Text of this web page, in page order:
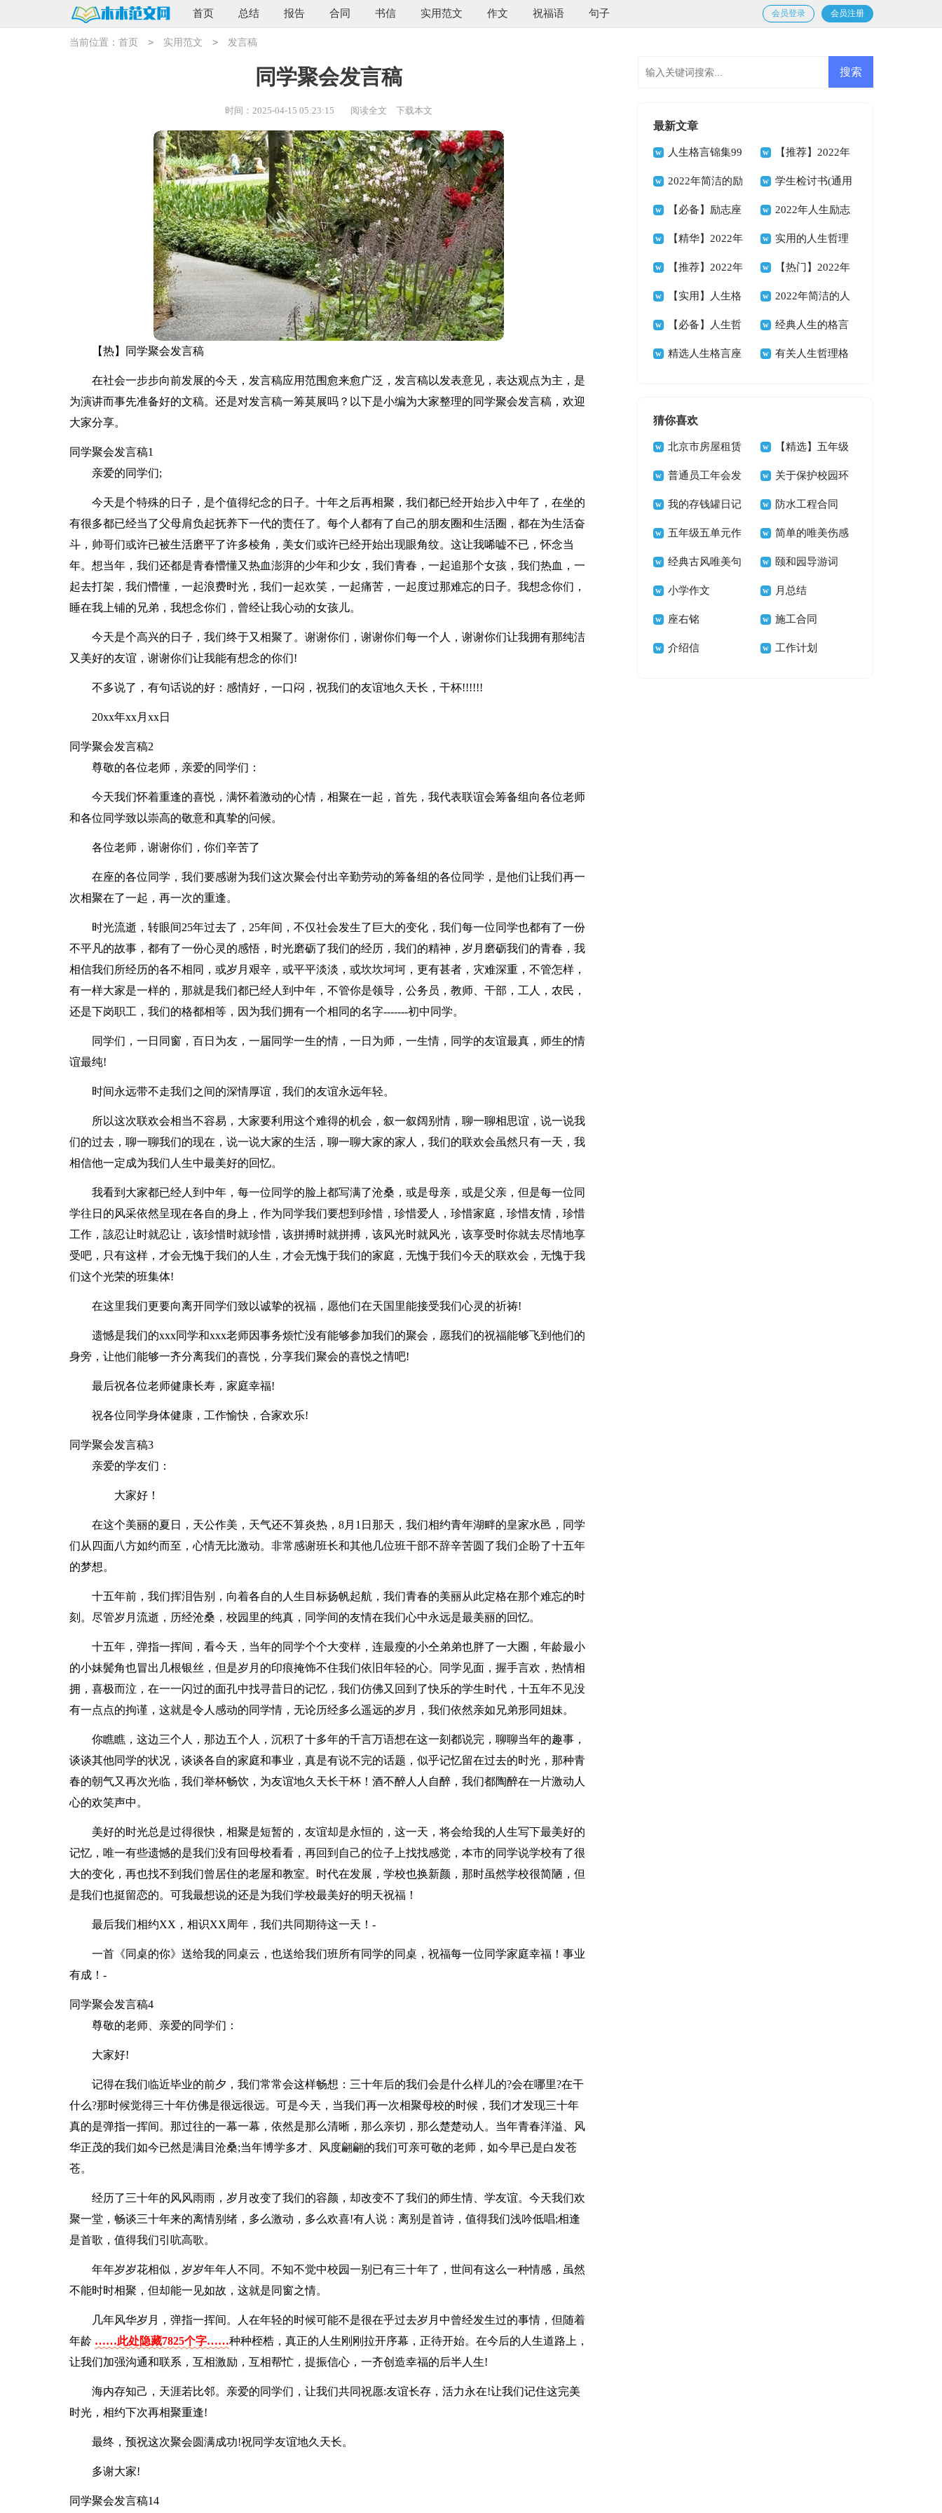
首页 总结 报告 合同 书信 实用范文 作文 祝福语 句子 会员登录 会员注册
当前位置： 首页 > 实用范文 > 发言稿
同学聚会发言稿
时间：2025-04-15 05:23:15 阅读全文 下载本文
【热】同学聚会发言稿
在社会一步步向前发展的今天，发言稿应用范围愈来愈广泛，发言稿以发表意见，表达观点为主，是
为演讲而事先准备好的文稿。还是对发言稿一筹莫展吗？以下是小编为大家整理的同学聚会发言稿，欢迎
大家分享。
同学聚会发言稿1
亲爱的同学们;
今天是个特殊的日子，是个值得纪念的日子。十年之后再相聚，我们都已经开始步入中年了，在坐的
有很多都已经当了父母肩负起抚养下一代的责任了。每个人都有了自己的朋友圈和生活圈，都在为生活奋
斗，帅哥们或许已被生活磨平了许多棱角，美女们或许已经开始出现眼角纹。这让我唏嘘不已，怀念当
年。想当年，我们还都是青春懵懂又热血澎湃的少年和少女，我们青春，一起追那个女孩，我们热血，一
起去打架，我们懵懂，一起浪费时光，我们一起欢笑，一起痛苦，一起度过那难忘的日子。我想念你们，
睡在我上铺的兄弟，我想念你们，曾经让我心动的女孩儿。
今天是个高兴的日子，我们终于又相聚了。谢谢你们，谢谢你们每一个人，谢谢你们让我拥有那纯洁
又美好的友谊，谢谢你们让我能有想念的你们!
不多说了，有句话说的好：感情好，一口闷，祝我们的友谊地久天长，干杯!!!!!!
20xx年xx月xx日
同学聚会发言稿2
尊敬的各位老师，亲爱的同学们：
今天我们怀着重逢的喜悦，满怀着激动的心情，相聚在一起，首先，我代表联谊会筹备组向各位老师
和各位同学致以崇高的敬意和真挚的问候。
各位老师，谢谢你们，你们辛苦了
在座的各位同学，我们要感谢为我们这次聚会付出辛勤劳动的筹备组的各位同学，是他们让我们再一
次相聚在了一起，再一次的重逢。
时光流逝，转眼间25年过去了，25年间，不仅社会发生了巨大的变化，我们每一位同学也都有了一份
不平凡的故事，都有了一份心灵的感悟，时光磨砺了我们的经历，我们的精神，岁月磨砺我们的青春，我
相信我们所经历的各不相同，或岁月艰辛，或平平淡淡，或坎坎坷坷，更有甚者，灾难深重，不管怎样，
有一样大家是一样的，那就是我们都已经人到中年，不管你是领导，公务员，教师、干部，工人，农民，
还是下岗职工，我们的格都相等，因为我们拥有一个相同的名字-------初中同学。
同学们，一日同窗，百日为友，一届同学一生的情，一日为师，一生情，同学的友谊最真，师生的情
谊最纯!
时间永远带不走我们之间的深情厚谊，我们的友谊永远年轻。
所以这次联欢会相当不容易，大家要利用这个难得的机会，叙一叙阔别情，聊一聊相思谊，说一说我
们的过去，聊一聊我们的现在，说一说大家的生活，聊一聊大家的家人，我们的联欢会虽然只有一天，我
相信他一定成为我们人生中最美好的回忆。
我看到大家都已经人到中年，每一位同学的脸上都写满了沧桑，或是母亲，或是父亲，但是每一位同
学往日的风采依然呈现在各自的身上，作为同学我们要想到珍惜，珍惜爱人，珍惜家庭，珍惜友情，珍惜
工作，該忍让时就忍让，该珍惜时就珍惜，该拼搏时就拼搏，该风光时就风光，该享受时你就去尽情地享
受吧，只有这样，才会无愧于我们的人生，才会无愧于我们的家庭，无愧于我们今天的联欢会，无愧于我
们这个光荣的班集体!
在这里我们更要向离开同学们致以诚挚的祝福，愿他们在天国里能接受我们心灵的祈祷!
遗憾是我们的xxx同学和xxx老师因事务烦忙没有能够参加我们的聚会，愿我们的祝福能够飞到他们的
身旁，让他们能够一齐分离我们的喜悦，分享我们聚会的喜悦之情吧!
最后祝各位老师健康长寿，家庭幸福!
祝各位同学身体健康，工作愉快，合家欢乐!
同学聚会发言稿3
亲爱的学友们：
大家好！
在这个美丽的夏日，天公作美，天气还不算炎热，8月1日那天，我们相约青年湖畔的皇家水邑，同学
们从四面八方如约而至，心情无比激动。非常感谢班长和其他几位班干部不辞辛苦圆了我们企盼了十五年
的梦想。
十五年前，我们挥泪告别，向着各自的人生目标扬帆起航，我们青春的美丽从此定格在那个难忘的时
刻。尽管岁月流逝，历经沧桑，校园里的纯真，同学间的友情在我们心中永远是最美丽的回忆。
十五年，弹指一挥间，看今天，当年的同学个个大变样，连最瘦的小仝弟弟也胖了一大圈，年龄最小
的小妹鬓角也冒出几根银丝，但是岁月的印痕掩饰不住我们依旧年轻的心。同学见面，握手言欢，热情相
拥，喜极而泣，在一一闪过的面孔中找寻昔日的记忆，我们仿佛又回到了快乐的学生时代，十五年不见没
有一点点的拘谨，这就是令人感动的同学情，无论历经多么遥远的岁月，我们依然亲如兄弟形同姐妹。
你瞧瞧，这边三个人，那边五个人，沉积了十多年的千言万语想在这一刻都说完，聊聊当年的趣事，
谈谈其他同学的状况，谈谈各自的家庭和事业，真是有说不完的话题，似乎记忆留在过去的时光，那种青
春的朝气又再次光临，我们举杯畅饮，为友谊地久天长干杯！酒不醉人人自醉，我们都陶醉在一片激动人
心的欢笑声中。
美好的时光总是过得很快，相聚是短暂的，友谊却是永恒的，这一天，将会给我的人生写下最美好的
记忆，唯一有些遗憾的是我们没有回母校看看，再回到自己的位子上找找感觉，本市的同学说学校有了很
大的变化，再也找不到我们曾居住的老屋和教室。时代在发展，学校也换新颜，那时虽然学校很简陋，但
是我们也挺留恋的。可我最想说的还是为我们学校最美好的明天祝福！
最后我们相约XX，相识XX周年，我们共同期待这一天！-
一首《同桌的你》送给我的同桌云，也送给我们班所有同学的同桌，祝福每一位同学家庭幸福！事业
有成！-
同学聚会发言稿4
尊敬的老师、亲爱的同学们：
大家好!
记得在我们临近毕业的前夕，我们常常会这样畅想：三十年后的我们会是什么样儿的?会在哪里?在干
什么?那时候觉得三十年仿佛是很远很远。可是今天，当我们再一次相聚母校的时候，我们才发现三十年
真的是弹指一挥间。那过往的一幕一幕，依然是那么清晰，那么亲切，那么楚楚动人。当年青春洋溢、风
华正茂的我们如今已然是满目沧桑;当年博学多才、风度翩翩的我们可亲可敬的老师，如今早已是白发苍
苍。
经历了三十年的风风雨雨，岁月改变了我们的容颜，却改变不了我们的师生情、学友谊。今天我们欢
聚一堂，畅谈三十年来的离情别绪，多么激动，多么欢喜!有人说：离别是首诗，值得我们浅吟低唱;相逢
是首歌，值得我们引吭高歌。
年年岁岁花相似，岁岁年年人不同。不知不觉中校园一别已有三十年了，世间有这么一种情感，虽然
不能时时相聚，但却能一见如故，这就是同窗之情。
几年风华岁月，弹指一挥间。人在年轻的时候可能不是很在乎过去岁月中曾经发生过的事情，但随着
年龄 ……此处隐藏7825个字……种种桎梏，真正的人生刚刚拉开序幕，正待开始。在今后的人生道路上，
让我们加强沟通和联系，互相激励，互相帮忙，提振信心，一齐创造幸福的后半人生!
海内存知己，天涯若比邻。亲爱的同学们，让我们共同祝愿:友谊长存，活力永在!让我们记住这完美
时光，相约下次再相聚重逢!
最终，预祝这次聚会圆满成功!祝同学友谊地久天长。
多谢大家!
同学聚会发言稿14
最新文章
人生格言锦集99
条
【推荐】2022年
人生格言座右铭49
条
2022年简洁的励
志座右铭合集68条
学生检讨书(通用
15篇)
【必备】励志座
右铭合集64句
2022年人生励志
座右铭汇编79句
【精华】2022年
人生哲理格言摘录
58句
实用的人生哲理
格言合集35条
【推荐】2022年
人生哲理格言合集
39句
【热门】2022年
人生格言座右铭合集
68条
【实用】人生格
言警句汇总99条
2022年简洁的人
生感悟格言29句
【必备】人生哲
理格言摘录74条
经典人生的格言
汇编59句
精选人生格言座 有关人生哲理格
猜你喜欢
北京市房屋租赁
合同15篇
【精选】五年级
单元作文锦集九篇
普通员工年会发
言稿11篇
关于保护校园环
境的建议书三篇
我的存钱罐日记 防水工程合同
五年级五单元作
文300字汇编6篇
简单的唯美伤感
句子汇编59条
经典古风唯美句
子摘录86条
颐和园导游词
【精】
小学作文 月总结
座右铭 施工合同
介绍信 工作计划